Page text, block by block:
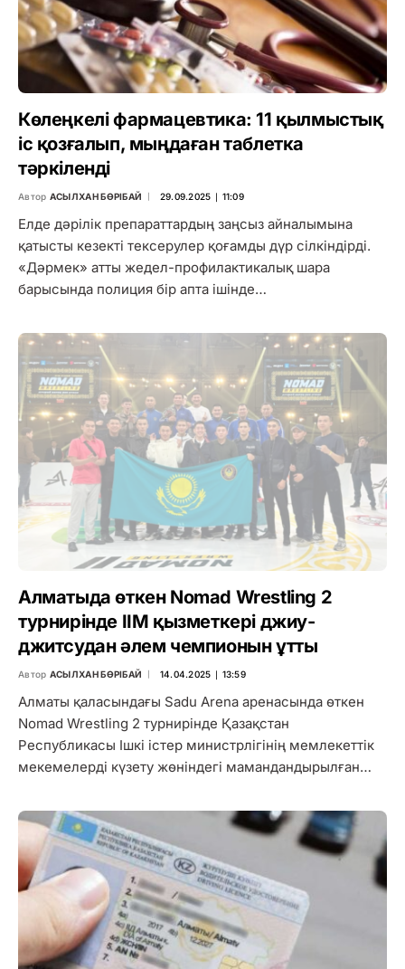
Көлеңкелі фармацевтика: 11 қылмыстық
іс қозғалып, мыңдаған таблетка
тәркіленді
Автор АСЫЛХАН БӨРІБАЙ 29.09.2025 ∣ 11:09
Елде дәрілік препараттардың заңсыз айналымына
қатысты кезекті тексерулер қоғамды дүр сілкіндірді.
«Дәрмек» атты жедел-профилактикалық шара
барысында полиция бір апта ішінде…
Алматыда өткен Nomad Wrestling 2
турнирінде ІІМ қызметкері джиу-
джитсудан әлем чемпионын ұтты
Автор АСЫЛХАН БӨРІБАЙ 14.04.2025 ∣ 13:59
Алматы қаласындағы Sadu Arena аренасында өткен
Nomad Wrestling 2 турнирінде Қазақстан
Республикасы Ішкі істер министрлігінің мемлекеттік
мекемелерді күзету жөніндегі мамандандырылған…